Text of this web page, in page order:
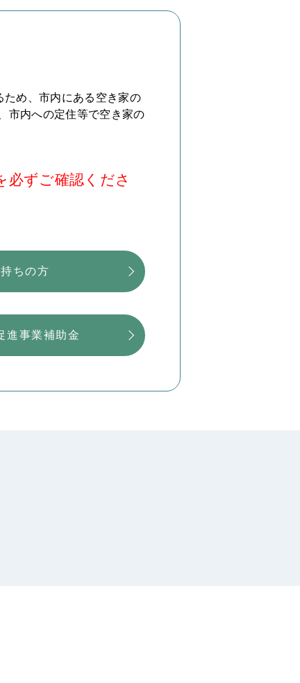
め、市内にある空き家の
市内への定住等で空き家の
必ずご確認くださ
ちの方
進事業補助金